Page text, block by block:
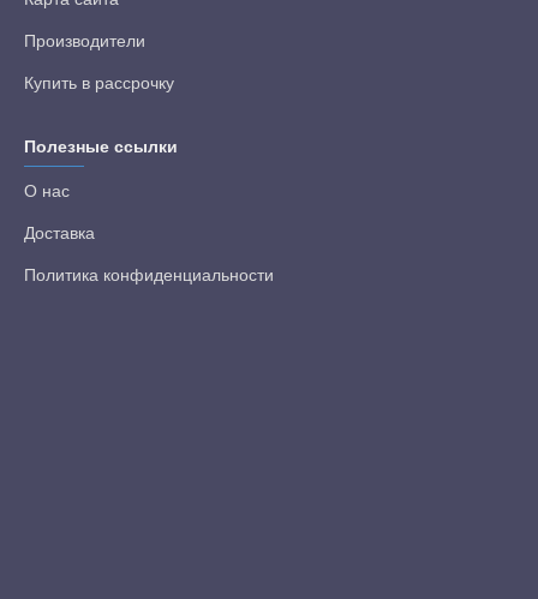
Производители
Купить в рассрочку
Полезные ссылки
О нас
Доставка
Политика конфиденциальности